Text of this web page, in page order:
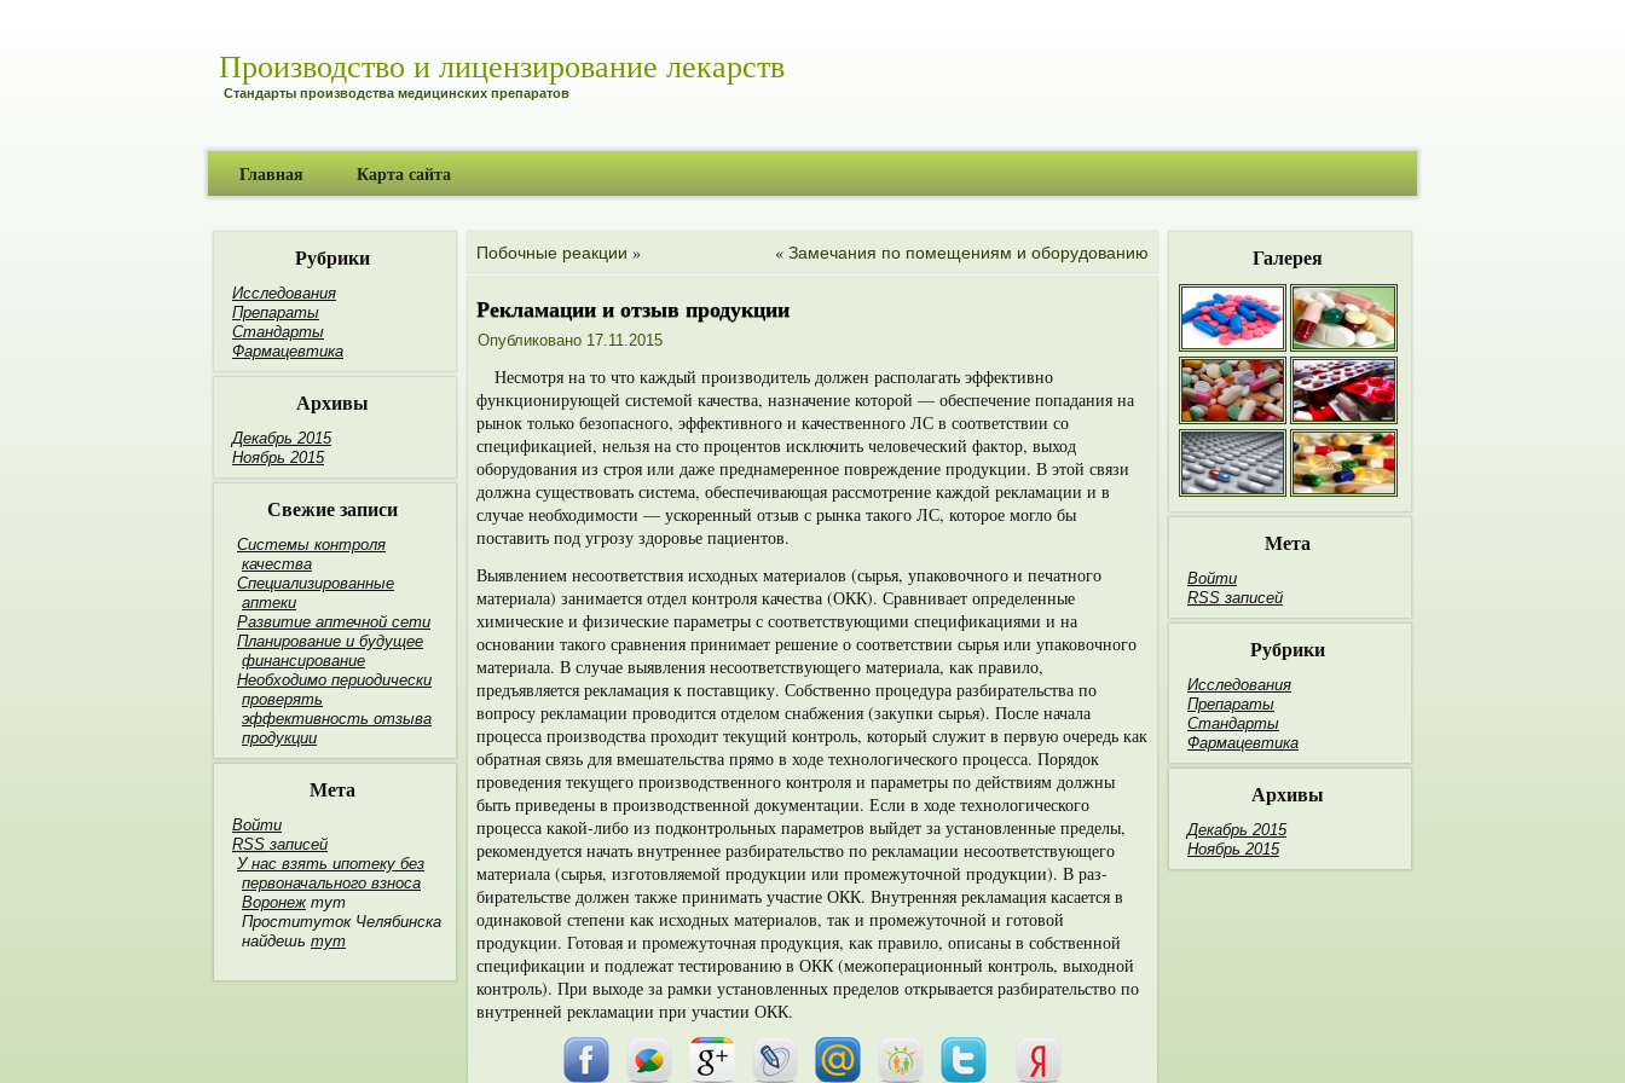
Производство и лицензирование лекарств
Стандарты производства медицинских препаратов
Главная Карта сайта
Рубрики
Исследования
Препараты
Стандарты
Фармацевтика
Архивы
Декабрь 2015
Ноябрь 2015
Свежие записи
Системы контроля
качества
Специализированные
аптеки
Развитие аптечной сети
Планирование и будущее
финан­сирование
Необходимо пери­одически
проверять
эффективность отзыва
продукции
Мета
Войти
RSS записей
У нас взять ипотеку без
первоначального взноса
Воронеж тут
Проституток Челябинска
найдешь тут
Побочные реакции » « Замечания по помещениям и оборудованию
Рекламации и отзыв продукции
Опубликовано 17.11.2015
Несмотря на то что каждый производитель должен располагать эффективно
функционирующей системой качества, назначение которой — обеспечение по­падания на
рынок только безопасного, эффективного и качественного ЛС в со­ответствии со
спецификацией, нельзя на сто процентов исключить человеческий фактор, выход
оборудования из строя или даже преднамеренное повреждение продукции. В этой связи
должна существовать система, обеспечивающая рас­смотрение каждой рекламации и в
случае необходимости — ускоренный отзыв с рынка такого ЛС, которое могло бы
поставить под угрозу здоровье пациентов.
Выявлением несоответствия исходных материалов (сырья, упаковочного и печатного
материала) занимается отдел контроля качества (ОКК). Сравнива­ет определенные
химические и физические параметры с соответствующими спецификациями и на
основании такого сравнения принимает решение о соот­ветствии сырья или упаковочного
материала. В случае выявления несоответс­твующего материала, как правило,
предъявляется рекламация к поставщику. Собственно процедура разбирательства по
вопросу рекламации проводится от­делом снабжения (закупки сырья). После начала
процесса производства проходит текущий контроль, который служит в первую очередь как
обратная связь для вмешательства прямо в ходе технологического процесса. Порядок
проведения текущего производственного контроля и параметры по действиям должны
быть приведены в производствен­ной документации. Если в ходе технологического
процесса какой-либо из под­контрольных параметров выйдет за установленные пределы,
рекомендуется начать внутреннее разбирательство по рекламации несоответствующего
мате­риала (сырья, изготовляемой продукции или промежуточной продукции). В раз­
бирательстве должен также принимать участие ОКК. Внутренняя рекламация касается в
одинаковой степени как исходных ма­териалов, так и промежуточной и готовой
продукции. Готовая и промежуточная продукция, как правило, описаны в собственной
спецификации и подлежат тес­тированию в ОКК (межоперационный контроль, выходной
контроль). При выходе за рамки установленных пределов открывается разбирательство по
внутренней рекламации при участии ОКК.
Галерея
Мета
Войти
RSS записей
Рубрики
Исследования
Препараты
Стандарты
Фармацевтика
Архивы
Декабрь 2015
Ноябрь 2015